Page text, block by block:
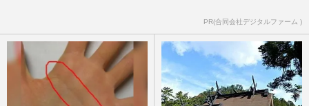
PR(合同会社デジタルファーム )